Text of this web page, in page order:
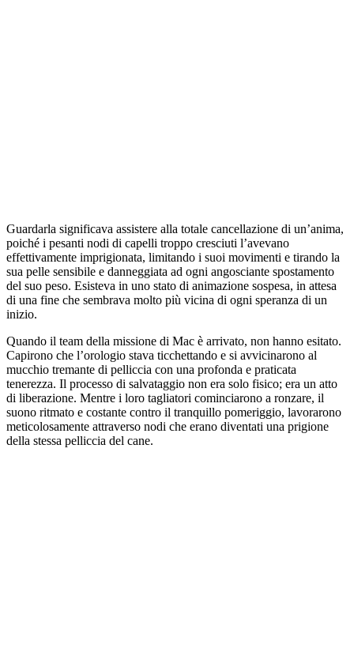
Guardarla significava assistere alla totale cancellazione di un’anima,
poiché i pesanti nodi di capelli troppo cresciuti l’avevano
effettivamente imprigionata, limitando i suoi movimenti e tirando la
sua pelle sensibile e danneggiata ad ogni angosciante spostamento
del suo peso. Esisteva in uno stato di animazione sospesa, in attesa
di una fine che sembrava molto più vicina di ogni speranza di un
inizio.
Quando il team della missione di Mac è arrivato, non hanno esitato.
Capirono che l’orologio stava ticchettando e si avvicinarono al
mucchio tremante di pelliccia con una profonda e praticata
tenerezza. Il processo di salvataggio non era solo fisico; era un atto
di liberazione. Mentre i loro tagliatori cominciarono a ronzare, il
suono ritmato e costante contro il tranquillo pomeriggio, lavorarono
meticolosamente attraverso nodi che erano diventati una prigione
della stessa pelliccia del cane.